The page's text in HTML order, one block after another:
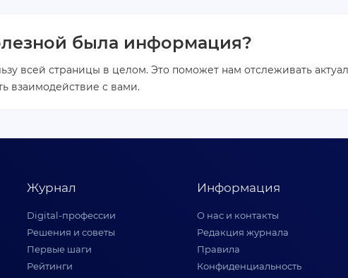
была информация?
всей страницы в целом. Это поможет нам отслеживать
взаимодействие с вами.
Журнал
Digital-профессии
Решения и советы
Первые шаги
Рейтинги
Информация
О нас и контакты
Редакция журнала
Правила
Конфиденциальность